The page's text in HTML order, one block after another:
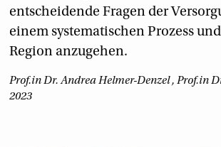
entscheidende Fragen der
einem systematischen Prozess
Region anzugehen.
Prof.in Dr. Andrea Helmer-Denzel,Prof.in
2023